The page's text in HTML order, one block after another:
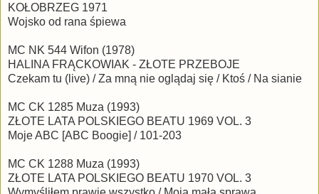
KOŁOBRZEG 1971
Wojsko od rana śpiewa
MC NK 544 Wifon (1978)
HALINA FRĄCKOWIAK - ZŁOTE PRZEBOJE
Czekam tu (live) / Za mną nie oglądaj się / Ktoś / Na sianie
MC CK 1285 Muza (1993)
ZŁOTE LATA POLSKIEGO BEATU 1969 VOL. 3
Moje ABC [ABC Boogie] / 101-203
MC CK 1288 Muza (1993)
ZŁOTE LATA POLSKIEGO BEATU 1970 VOL. 3